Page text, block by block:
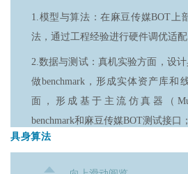
3.具有良好的电机理论知识，精通
4.熟悉电机控制涉及的故障诊断、
等；
5.具有丰富的编程经验，熟悉C语言
识，掌握基本的硬件调试工具；
1.模型与算法：在麻豆传媒BOT上
法，通过工程经验进行硬件调优适配
2.数据与测试：真机实验方面，设
做benchmark，形成实体资产库和
面，形成基于主流仿真器（
benchmark和麻豆传媒BOT测试接口；
栈：任务分解planner、基于关键点的
具身算法